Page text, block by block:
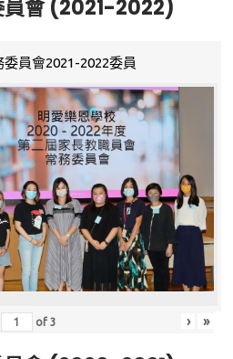
員會 (2021-2022)
員會2021-2022委員
of3 › »